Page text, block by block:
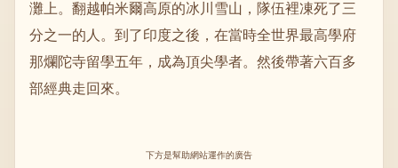
灘上。翻越帕米爾高原的冰川雪山，隊伍裡凍死了三
分之一的人。到了印度之後，在當時全世界最高學府
那爛陀寺留學五年，成為頂尖學者。然後帶著六百多
部經典走回來。
下方是幫助網站運作的廣告